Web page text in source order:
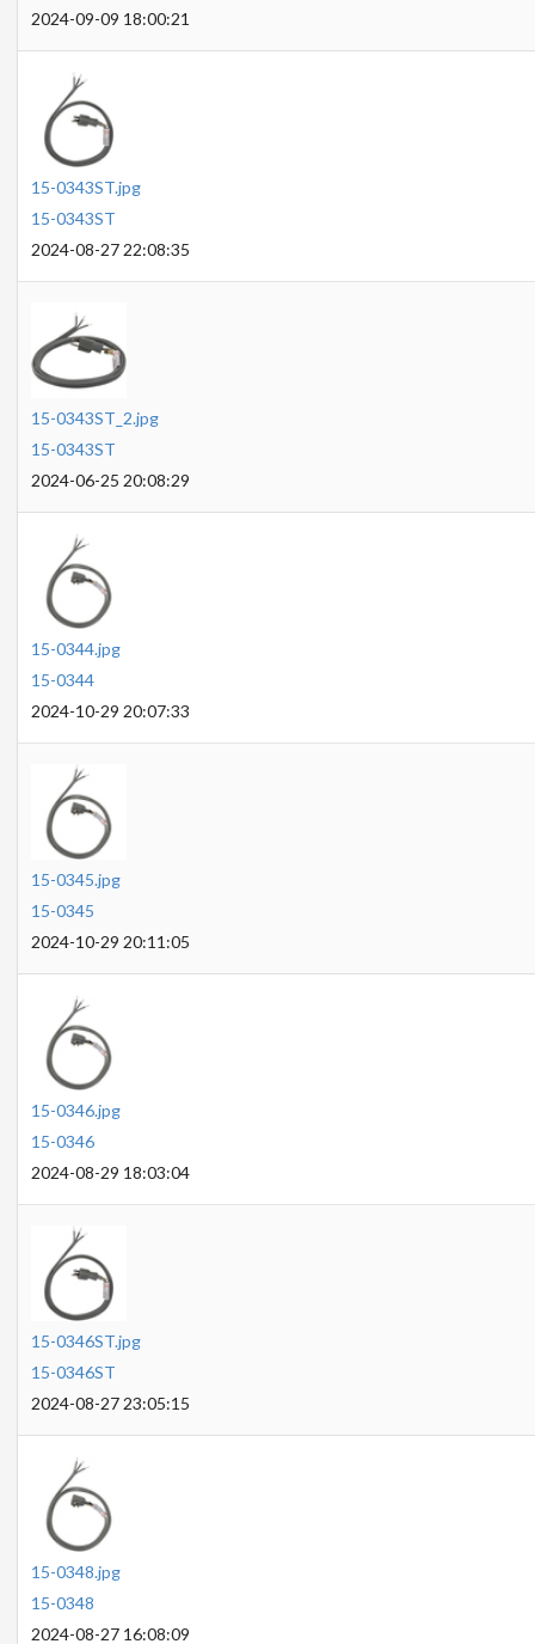
2024-09-09 18:00:21
15-0343ST.jpg
15-0343ST
2024-08-27 22:08:35
15-0343ST_2.jpg
15-0343ST
2024-06-25 20:08:29
15-0344.jpg
15-0344
2024-10-29 20:07:33
15-0345.jpg
15-0345
2024-10-29 20:11:05
15-0346.jpg
15-0346
2024-08-29 18:03:04
15-0346ST.jpg
15-0346ST
2024-08-27 23:05:15
15-0348.jpg
15-0348
2024-08-27 16:08:09